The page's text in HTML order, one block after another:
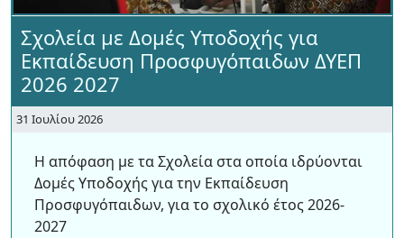
Σχολεία με Δομές Υποδοχής για
Εκπαίδευση Προσφυγόπαιδων ΔΥΕΠ
2026 2027
31 Ιουλίου 2026
Η απόφαση με τα Σχολεία στα οποία ιδρύονται
Δομές Υποδοχής για την Εκπαίδευση
Προσφυγόπαιδων, για το σχολικό έτος 2026-
2027